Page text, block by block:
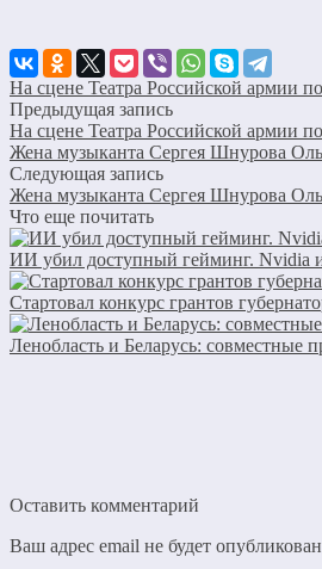
На сцене Театра Российской армии
Предыдущая запись
На сцене Театра Российской армии
Жена музыканта Сергея Шнурова
Следующая запись
Жена музыканта Сергея Шнурова
Что еще почитать
ИИ убил доступный гейминг. Nvidia
Стартовал конкурс грантов
Ленобласть и Беларусь: совместные
Оставить комментарий
Ваш адрес email не будет